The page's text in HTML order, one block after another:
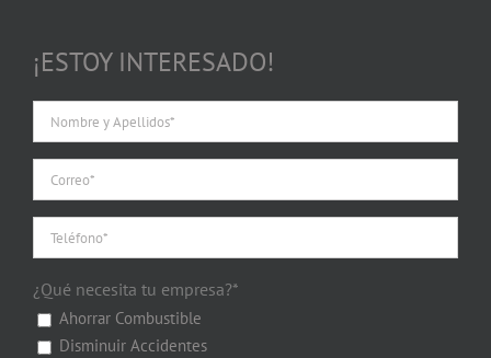
¡ESTOY INTERESADO!
¿Qué necesita tu empresa?*
Ahorrar Combustible
Disminuir Accidentes